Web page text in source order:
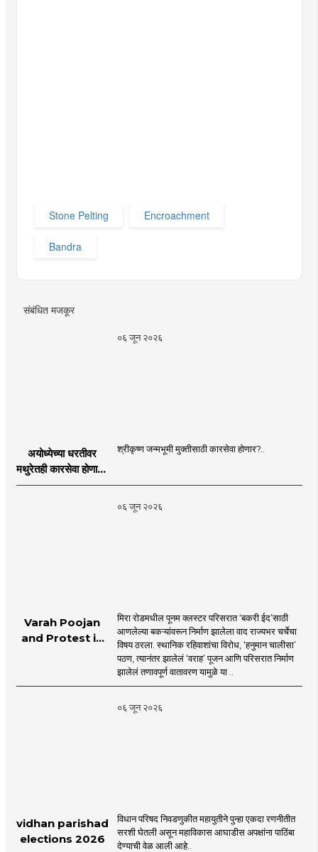
Stone Pelting Encroachment
Bandra
संबंधित मजकूर
०६ जून २०२६
अयोध्येच्या धरतीवर
मथुरेतही कारसेवा होणार?
| Shri Krishna
श्रीकृष्ण जन्मभूमी मुक्तीसाठी कारसेवा होणार?..
०६ जून २०२६
Varah Poojan
and Protest in
Mira Road
मिरा रोडमधील पूनम क्लस्टर परिसरात ‘बकरी ईद’साठी
आणलेल्या बकऱ्यांवरून निर्माण झालेला वाद राज्यभर चर्चेचा
विषय ठरला. स्थानिक रहिवाशांचा विरोध, ‘हनुमान चालीसा’
पठण, त्यानंतर झालेलं ‘वराह’ पूजन आणि परिसरात निर्माण
झालेलं तणावपूर्ण वातावरण यामुळे या ..
०६ जून २०२६
vidhan parishad
elections 2026
विधान परिषद निवडणुकीत महायुतीने पुन्हा एकदा रणनीतीत
सरशी घेतली असून महाविकास आघाडीस अपक्षांना पाठिंबा
देण्याची वेळ आली आहे..